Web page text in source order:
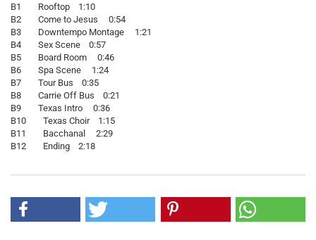
B1 Rooftop 1:10
B2 Come to Jesus 0:54
B3 Downtempo Montage 1:21
B4 Sex Scene 0:57
B5 Board Room 0:46
B6 Spa Scene 1:24
B7 Tour Bus 0:35
B8 Carrie Off Bus 0:21
B9 Texas Intro 0:36
B10 Texas Choir 1:15
B11 Bacchanal 2:29
B12 Ending 2:18